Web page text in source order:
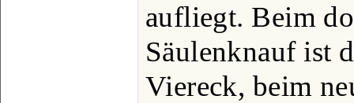
aufliegt. Beim
Säulenknauf ist
Viereck, beim